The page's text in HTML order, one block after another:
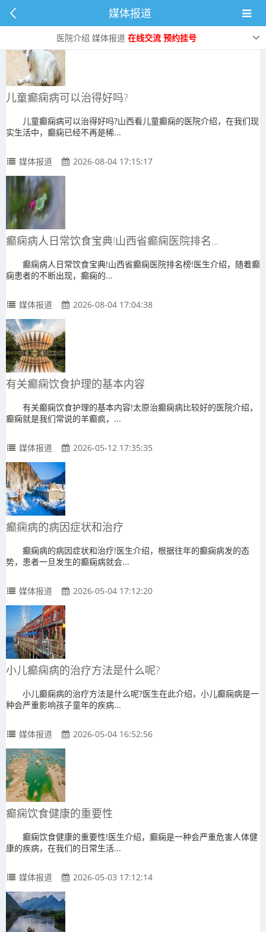
医院介绍 媒体报道 在线交流 预约挂号
媒体报道
儿童癫痫病可以治得好吗?
儿童癫痫病可以治得好吗?山西看儿童癫痫的医院介绍，在我们现
实生活中，癫痫已经不再是稀...
媒体报道 2026-08-04 17:15:17
癫痫病人日常饮食宝典!山西省癫痫医院排名...
癫痫病人日常饮食宝典!山西省癫痫医院排名榜!医生介绍，随着癫
痫患者的不断出现，癫痫的...
媒体报道 2026-08-04 17:04:38
有关癫痫饮食护理的基本内容
有关癫痫饮食护理的基本内容!太原治癫痫病比较好的医院介绍，
癫痫就是我们常说的羊癫疯，...
媒体报道 2026-05-12 17:35:35
癫痫病的病因症状和治疗
癫痫病的病因症状和治疗!医生介绍，根据往年的癫痫病发的态
势，患者一旦发生的癫痫病就会...
媒体报道 2026-05-04 17:12:20
小儿癫痫病的治疗方法是什么呢?
小儿癫痫病的治疗方法是什么呢?医生在此介绍，小儿癫痫病是一
种会严重影响孩子童年的疾病...
媒体报道 2026-05-04 16:52:56
癫痫饮食健康的重要性
癫痫饮食健康的重要性!医生介绍，癫痫是一种会严重危害人体健
康的疾病，在我们的日常生活...
媒体报道 2026-05-03 17:12:14